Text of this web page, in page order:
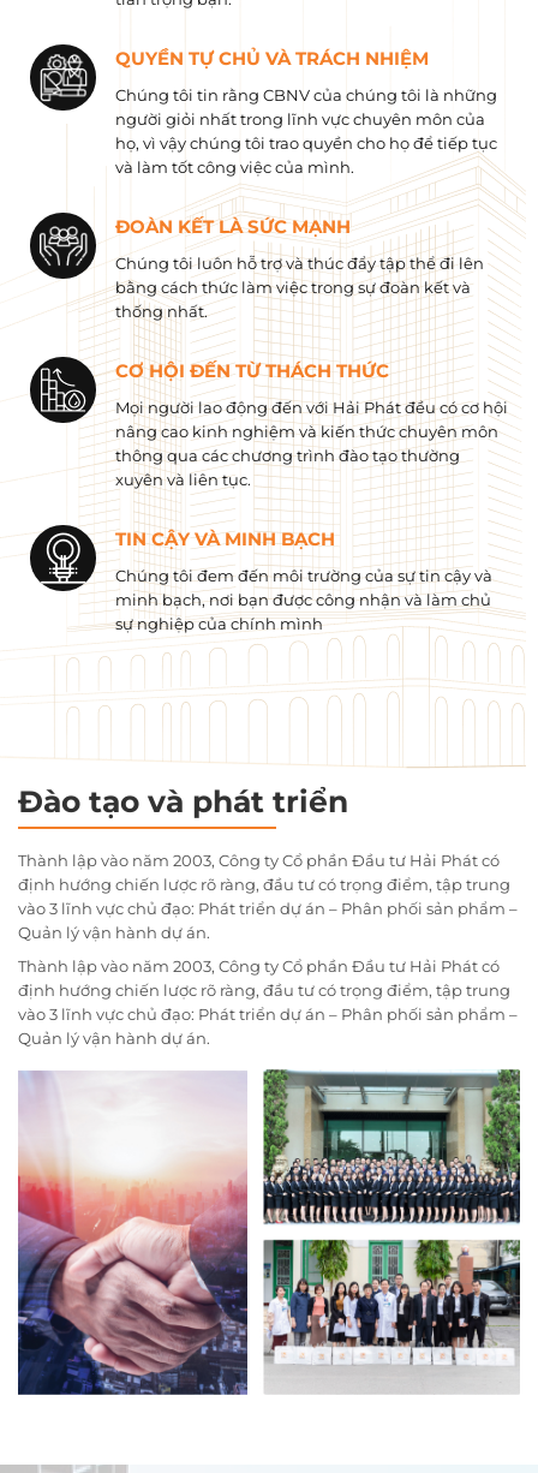
QUYỀN TỰ CHỦ VÀ TRÁCH NHIỆM
Chúng tôi tin rằng CBNV của chúng tôi là những
người giỏi nhất trong lĩnh vực chuyên môn của
họ, vì vậy chúng tôi trao quyền cho họ để tiếp tục
và làm tốt công việc của mình.
ĐOÀN KẾT LÀ SỨC MẠNH
Chúng tôi luôn hỗ trợ và thúc đẩy tập thể đi lên
bằng cách thức làm việc trong sự đoàn kết và
thống nhất.
CƠ HỘI ĐẾN TỪ THÁCH THỨC
Mọi người lao động đến với Hải Phát đều có cơ hội
nâng cao kinh nghiệm và kiến ​​thức chuyên môn
thông qua các chương trình đào tạo thường
xuyên và liên tục.
TIN CẬY VÀ MINH BẠCH
Chúng tôi đem đến môi trường của sự tin cậy và
minh bạch, nơi bạn được công nhận và làm chủ
sự nghiệp của chính mình
Đào tạo và phát triển
Thành lập vào năm 2003, Công ty Cổ phần Đầu tư Hải Phát có
định hướng chiến lược rõ ràng, đầu tư có trọng điểm, tập trung
vào 3 lĩnh vực chủ đạo: Phát triển dự án – Phân phối sản phẩm –
Quản lý vận hành dự án.
Thành lập vào năm 2003, Công ty Cổ phần Đầu tư Hải Phát có
định hướng chiến lược rõ ràng, đầu tư có trọng điểm, tập trung
vào 3 lĩnh vực chủ đạo: Phát triển dự án – Phân phối sản phẩm –
Quản lý vận hành dự án.